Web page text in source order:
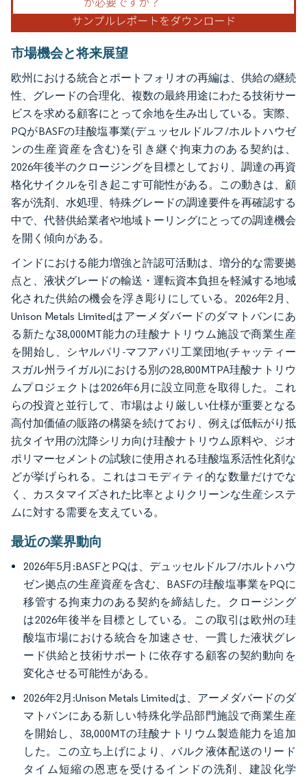
市場機会と将来展望
欧州における統合とポートフォリオの再編は、供給の継続
性、グレードの合理化、複数の最終用途にわたる技術サー
ビスを求める顧客にとって余地を生み出している。実際、
PQがBASFの珪酸塩事業(デュッセルドルフ/ホルトハウゼ
ンの生産資産を含む)を引き継ぐ拘束力のある契約は、
2026年後半のクロージングを目標としており、調達の再資
格化サイクルを引き起こす可能性がある。この動きは、顧
客が洗剤、水処理、特殊グレードの調達要件を再確認する
中で、代替供給業者や地域トーリングにとっての調達機会
を開く傾向がある。
インドにおける能力増強と許認可活動は、増分的な需要拠
点と、液状グレードの輸送・運転資本負担を軽減する地域
化された供給の機会を浮き彫りにしている。2026年2月、
Unison Metals Limitedはアーメダバードのダマトバンにあ
る新たな38,000MT能力の珪酸ナトリウム施設で商業生産
を開始し、シヤルパリ-マフアパリ工業団地(チャッティー
スガル州ライガル)における別の28,800MTPA珪酸ナトリウ
ムプロジェクトは2026年6月に設立同意を取得した。これ
らの投資と並行して、市場はより厳しい仕様が重要となる
高付加価値の販路の構築を続けており、例えば低転がり抵
抗タイヤ用の沈降シリカ向け珪酸ナトリウム原料や、ジオ
ポリマーセメントの試験に使用される珪酸塩系活性化剤な
どが挙げられる。これはコモディティ的な数量だけでな
く、カスタマイズされた比率とよりクリーンな生産システ
ムに対する需要を支えている。
最近の業界動向
2026年5月:BASFとPQは、デュッセルドルフ/ホルトハウ
ゼン拠点の生産資産を含む、BASFの珪酸塩事業をPQに
移管する拘束力のある契約を締結した。クロージング
は2026年後半を目標としている。この取引は欧州の珪
酸塩市場における統合を加速させ、一貫した液状グレ
ード供給と技術サポートに依存する顧客の契約動向を
変化させる可能性がある。
2026年2月:Unison Metals Limitedは、アーメダバードのダ
マトバンにある新しい特殊化学品部門施設で商業生産
を開始し、38,000MTの珪酸ナトリウム製造能力を追加
した。この立ち上げにより、バルク液体配送のリード
タイム短縮の恩恵を受けるインドの洗剤、建設化学